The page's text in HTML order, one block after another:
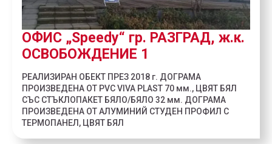
ОФИС „Speedy“ гр. РАЗГРАД, ж.к.
ОСВОБОЖДЕНИЕ 1
РЕАЛИЗИРАН ОБЕКТ ПРЕЗ 2018 г. ДОГРАМА
ПРОИЗВЕДЕНА ОТ PVC VIVA PLAST 70 мм., ЦВЯТ БЯЛ
СЪС СТЪКЛОПАКЕТ БЯЛО/БЯЛО 32 мм. ДОГРАМА
ПРОИЗВЕДЕНА ОТ АЛУМИНИЙ СТУДЕН ПРОФИЛ С
ТЕРМОПАНЕЛ, ЦВЯТ БЯЛ